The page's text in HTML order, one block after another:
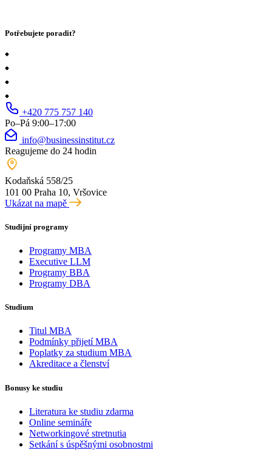
Potřebujete poradit?
+420 775 757 140
Po–Pá 9:00–17:00
info@businessinstitut.cz
Reagujeme do 24 hodin
Kodaňská 558/25
101 00 Praha 10, Vršovice
Ukázat na mapě
Studijní programy
Programy MBA
Executive LLM
Programy BBA
Programy DBA
Studium
Titul MBA
Podmínky přijetí MBA
Poplatky za studium MBA
Akreditace a členství
Bonusy ke studiu
Literatura ke studiu zdarma
Online semináře
Networkingové stretnutia
Setkání s úspěšnými osobnostmi